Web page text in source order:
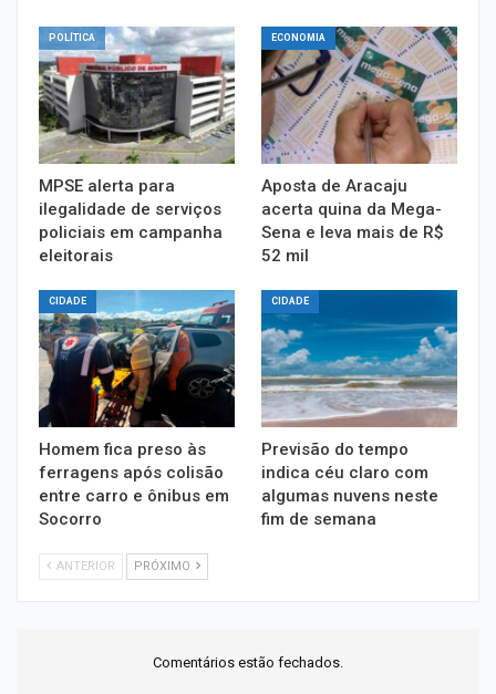
POLÍTICA
MPSE alerta para
ilegalidade de serviços
policiais em campanha
eleitorais
ECONOMIA
Aposta de Aracaju
acerta quina da Mega-
Sena e leva mais de R$
52 mil
CIDADE
Homem fica preso às
ferragens após colisão
entre carro e ônibus em
Socorro
CIDADE
Previsão do tempo
indica céu claro com
algumas nuvens neste
fim de semana
ANTERIOR PRÓXIMO
Comentários estão fechados.